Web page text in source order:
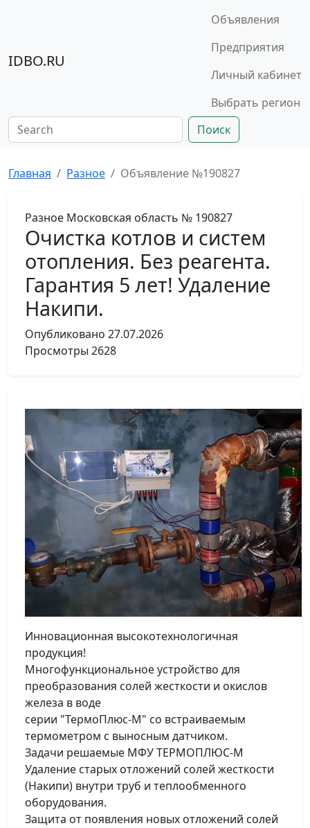
IDBO.RU
Объявления
Предприятия
Личный кабинет
Выбрать регион
Поиск
Главная Разное Объявление №190827
Разное Московская область № 190827
Очистка котлов и систем
отопления. Без реагента.
Гарантия 5 лет! Удаление
Накипи.
Опубликовано 27.07.2026
Просмотры 2628
Инновационная высокотехнологичная
продукция!
Многофункциональное устройство для
преобразования солей жесткости и окислов
железа в воде
серии "ТермоПлюс-М" со встраиваемым
термометром с выносным датчиком.
Задачи решаемые МФУ ТЕРМОПЛЮС-М
Удаление старых отложений солей жесткости
(Накипи) внутри труб и теплообменного
оборудования.
Защита от появления новых отложений солей